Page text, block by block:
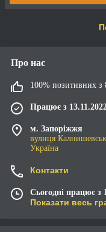
Про нас
100% позитивних з
Працює з
м. Запоріжжя
вулиця
Україна
Контакти
Сьогодні працює з
Показати весь